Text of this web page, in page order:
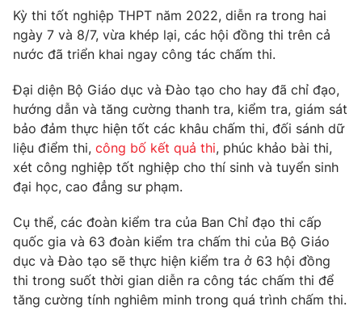
Câu chuyện quốc tế
Thị trường
Góc doanh nghiệp
Dữ liệu và đời sống
Truyền hình
Phim VTV
Hậu trường
Nhân vật
Khán giả
Giải sao mai
Giải trí
Điện ảnh
Âm nhạc
Đời sống
Du lịch
Làm đẹp
Chất lượng cuộc sống
Giáo dục
Tuyển sinh
Học trực tuyến
Công nghệ
Hitech Công nghệ tương lai
Sản phẩm
Giao lưu trực tuyến
Kỳ thi tốt nghiệp THPT năm 2022, diễn ra trong hai
ngày 7 và 8/7, vừa khép lại, các hội đồng thi trên cả
nước đã triển khai ngay công tác chấm thi.
Đại diện Bộ Giáo dục và Đào tạo cho hay đã chỉ đạo,
hướng dẫn và tăng cường thanh tra, kiểm tra, giám sát
bảo đảm thực hiện tốt các khâu chấm thi, đối sánh dữ
liệu điểm thi, công bố kết quả thi, phúc khảo bài thi,
xét công nghiệp tốt nghiệp cho thí sinh và tuyển sinh
đại học, cao đẳng sư phạm.
Cụ thể, các đoàn kiểm tra của Ban Chỉ đạo thi cấp
quốc gia và 63 đoàn kiểm tra chấm thi của Bộ Giáo
dục và Đào tạo sẽ thực hiện kiểm tra ở 63 hội đồng
thi trong suốt thời gian diễn ra công tác chấm thi để
tăng cường tính nghiêm minh trong quá trình chấm thi.